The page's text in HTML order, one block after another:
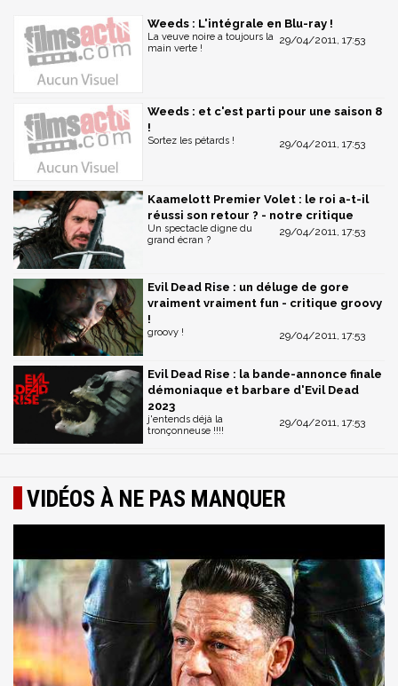
Weeds : L'intégrale en Blu-ray !
29/04/2011, 17:53
La veuve noire a toujours la
main verte !
Weeds : et c'est parti pour une saison 8
!
29/04/2011, 17:53
Sortez les pétards !
Kaamelott Premier Volet : le roi a-t-il
réussi son retour ? - notre critique
29/04/2011, 17:53
Un spectacle digne du
grand écran ?
Evil Dead Rise : un déluge de gore
vraiment vraiment fun - critique groovy
!
29/04/2011, 17:53
groovy !
Evil Dead Rise : la bande-annonce finale
démoniaque et barbare d'Evil Dead
2023
29/04/2011, 17:53
j'entends déjà la
tronçonneuse !!!!
VIDÉOS À NE PAS MANQUER